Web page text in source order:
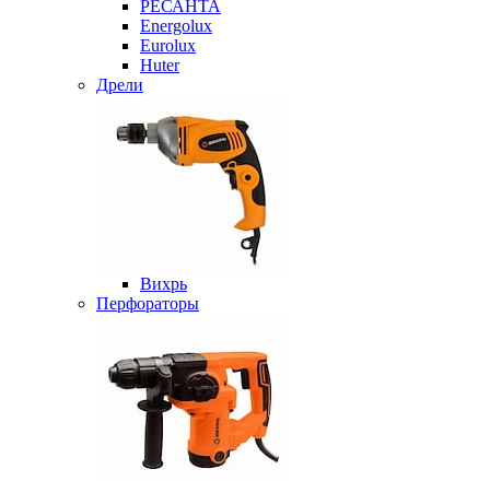
РЕСАНТА
Energolux
Eurolux
Huter
Дрели
Вихрь
Перфораторы